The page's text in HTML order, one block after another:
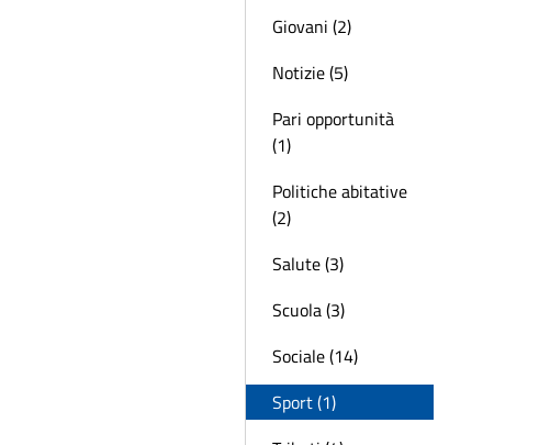
Giovani (2)
Notizie (5)
Pari opportunità
(1)
Politiche abitative
(2)
Salute (3)
Scuola (3)
Sociale (14)
Sport (1)